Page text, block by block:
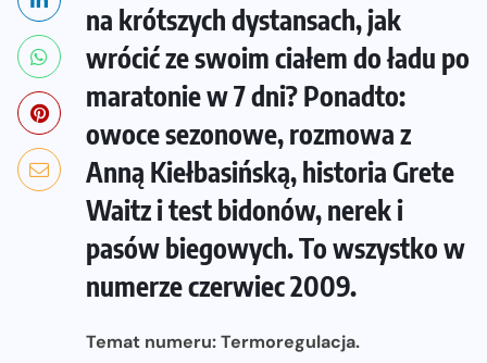
na krótszych dystansach, jak
wrócić ze swoim ciałem do ładu po
maratonie w 7 dni? Ponadto:
owoce sezonowe, rozmowa z
Anną Kiełbasińską, historia Grete
Waitz i test bidonów, nerek i
pasów biegowych. To wszystko w
numerze czerwiec 2009.
Temat numeru: Termoregulacja.